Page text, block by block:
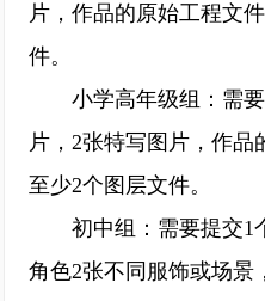
片，作品的原始工程文
件。
小学高年级组：需要
片，2张特写图片，作品
至少2个图层文件。
初中组：需要提交1
角色2张不同服饰或场景